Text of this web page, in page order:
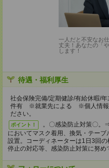
一人だと不安なお
丈夫！あなたの「
します！
待遇・福利厚生
社会保険完備/定期健診/有給休暇/
件有 ※就業先による ※個人情報
ださい。
ポイント！
。〇感染防止対策〇。
においてマスク着用、換気・テー
設置。コーディネーターは1日3回
停止の対応等、感染防止対策に努め